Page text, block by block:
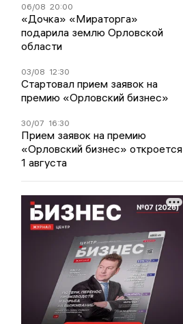
06/08 20:00
«Дочка» «Мираторга»
подарила землю Орловской
области
03/08 12:30
Стартовал прием заявок на
премию «Орловский бизнес»
30/07 16:30
Прием заявок на премию
«Орловский бизнес» откроется
1 августа